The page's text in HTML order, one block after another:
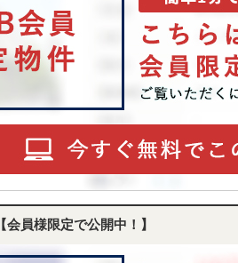
【会員様限定で公開中！】